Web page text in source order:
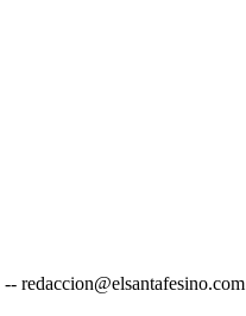
-- redaccion@elsantafesino.com